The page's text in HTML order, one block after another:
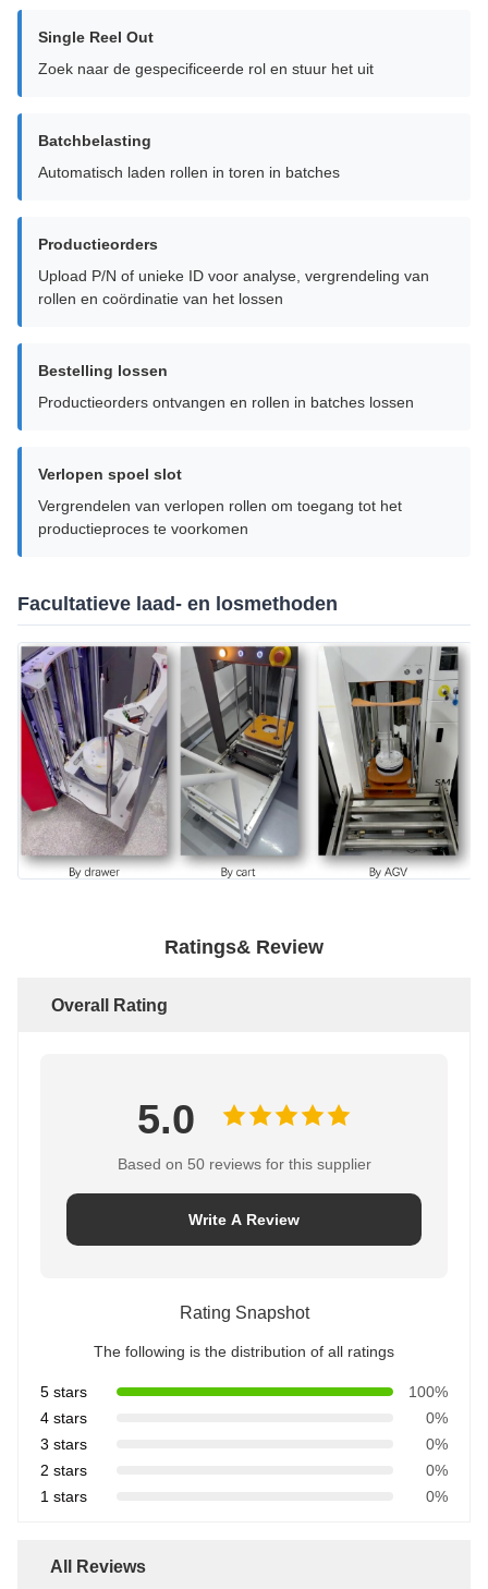
Single Reel Out
Zoek naar de gespecificeerde rol en stuur het uit
Batchbelasting
Automatisch laden rollen in toren in batches
Productieorders
Upload P/N of unieke ID voor analyse, vergrendeling van
rollen en coördinatie van het lossen
Bestelling lossen
Productieorders ontvangen en rollen in batches lossen
Verlopen spoel slot
Vergrendelen van verlopen rollen om toegang tot het
productieproces te voorkomen
Facultatieve laad- en losmethoden
Ratings& Review
Overall Rating
5.0
Based on 50 reviews for this supplier
Write A Review
Rating Snapshot
The following is the distribution of all ratings
5 stars
100%
4 stars
0%
3 stars
0%
2 stars
0%
1 stars
0%
All Reviews